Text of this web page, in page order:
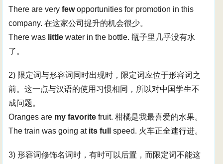
There are veryfewopportunities for promotion in this
company. 在这家公司提升的机会很少。
There was little water in the bottle. 瓶子里几乎没有水
了。
2) 限定词与形容词同时出现时，限定词应位于形容词之
前。这一点与汉语的使用习惯相同，所以对中国学生不
成问题。
Oranges are my favorite fruit. 柑橘是我最喜爱的水果。
The train was going at its full speed. 火车正全速行进。
3) 形容词修饰名词时，有时可以后置，而限定词不能这